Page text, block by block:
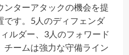
ンターアタックの機会を提
です。5人のディフェンダ
ルダー、3人のフォワード
チームは強力な守備ライン